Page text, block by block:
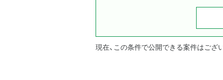
現在、この条件で公開できる案件はござ